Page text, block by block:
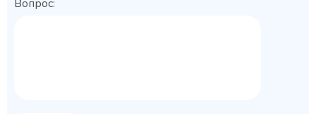
Вопрос: